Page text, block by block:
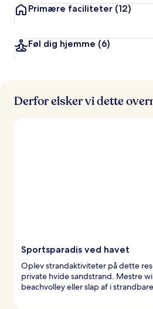
Primære faciliteter (12)
Føl dig hjemme (6)
Derfor elsker vi dette
Sportsparadis ved havet
Oplev strandaktiviteter på dette
private hvide sandstrand. Mestre
beachvolley eller slap af i